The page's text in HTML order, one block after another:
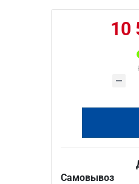
10
Самовывоз